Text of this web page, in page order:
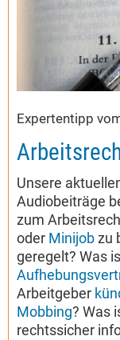
Expertentipp
Unsere
Audiobeiträge
zum
oder Minijobzu
geregelt? Was
Arbeitgeber
Mobbing? Was
rechtssicher